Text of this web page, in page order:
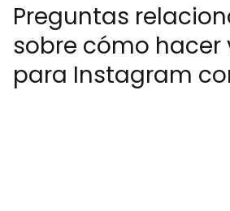
Preguntas
sobre cómo hacer
para Instagram